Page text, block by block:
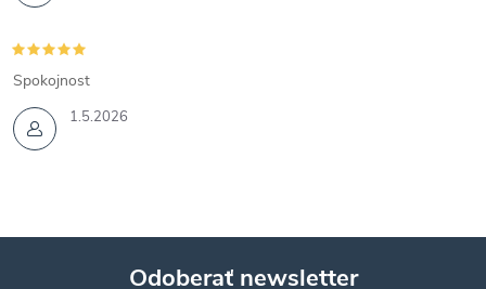
1.5.2026
Spokojnost
Odoberať newsletter